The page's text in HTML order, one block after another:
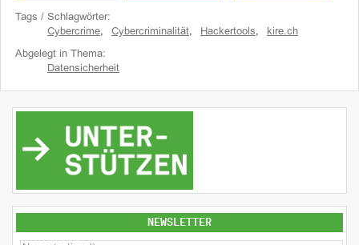
Tags / Schlagwörter:
Cybercrime, Cybercriminalität, Hackertools, kire.ch
Abgelegt in Thema:
Datensicherheit
NEWSLETTER